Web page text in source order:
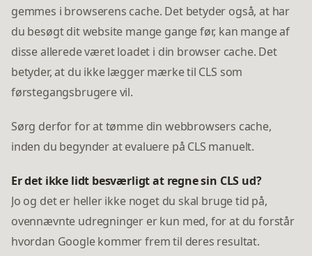
gemmes i browserens cache. Det betyder også, at har
du besøgt dit website mange gange før, kan mange af
disse allerede været loadet i din browser cache. Det
betyder, at du ikke lægger mærke til CLS som
førstegangsbrugere vil.
Sørg derfor for at tømme din webbrowsers cache,
inden du begynder at evaluere på CLS manuelt.
Er det ikke lidt besværligt at regne sin CLS ud?
Jo og det er heller ikke noget du skal bruge tid på,
ovennævnte udregninger er kun med, for at du forstår
hvordan Google kommer frem til deres resultat.